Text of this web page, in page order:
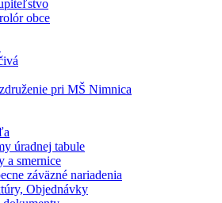
obce
pri MŠ Nimnica
úradnej tabule
a smernice
záväzné nariadenia
Objednávky